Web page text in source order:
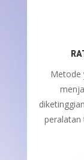
Metode
peralatan